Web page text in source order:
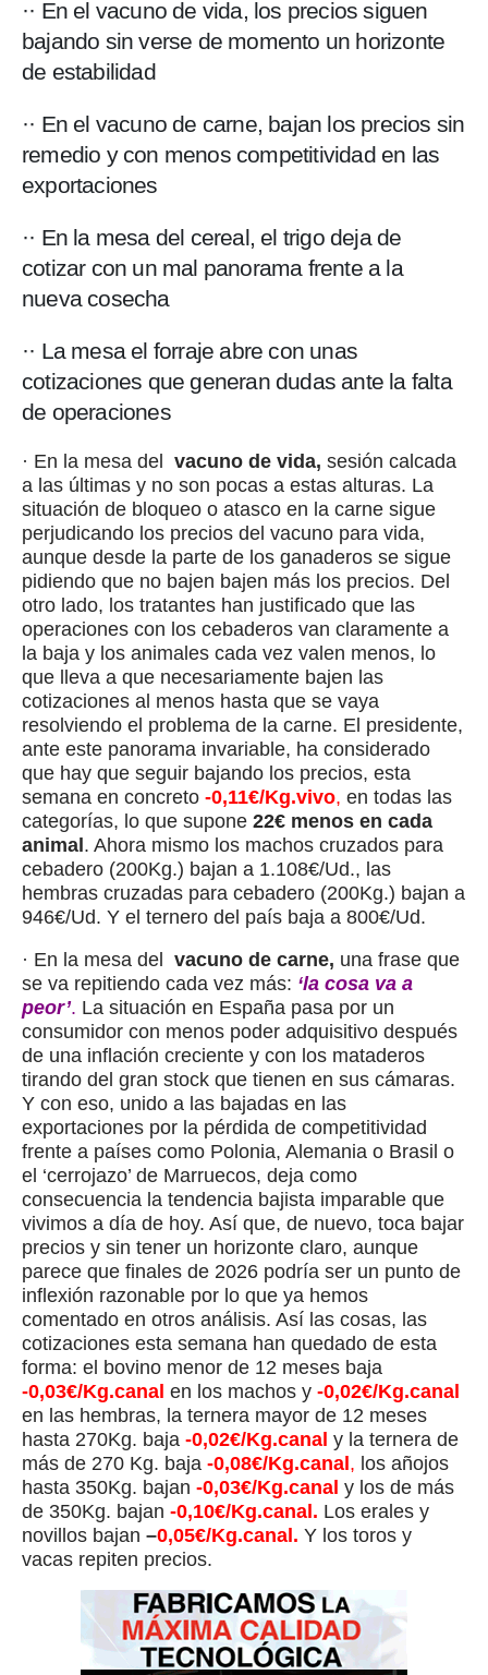
·· En el vacuno de vida, los precios siguen
bajando sin verse de momento un horizonte
de estabilidad
·· En el vacuno de carne, bajan los precios sin
remedio y con menos competitividad en las
exportaciones
·· En la mesa del cereal, el trigo deja de
cotizar con un mal panorama frente a la
nueva cosecha
·· La mesa el forraje abre con unas
cotizaciones que generan dudas ante la falta
de operaciones
· En la mesa del vacuno de vida, sesión calcada
a las últimas y no son pocas a estas alturas. La
situación de bloqueo o atasco en la carne sigue
perjudicando los precios del vacuno para vida,
aunque desde la parte de los ganaderos se sigue
pidiendo que no bajen bajen más los precios. Del
otro lado, los tratantes han justificado que las
operaciones con los cebaderos van claramente a
la baja y los animales cada vez valen menos, lo
que lleva a que necesariamente bajen las
cotizaciones al menos hasta que se vaya
resolviendo el problema de la carne. El presidente,
ante este panorama invariable, ha considerado
que hay que seguir bajando los precios, esta
semana en concreto -0,11€/Kg.vivo, en todas las
categorías, lo que supone 22€ menos en cada
animal. Ahora mismo los machos cruzados para
cebadero (200Kg.) bajan a 1.108€/Ud., las
hembras cruzadas para cebadero (200Kg.) bajan a
946€/Ud. Y el ternero del país baja a 800€/Ud.
· En la mesa del vacuno de carne, una frase que
se va repitiendo cada vez más: ‘la cosa va a
peor’. La situación en España pasa por un
consumidor con menos poder adquisitivo después
de una inflación creciente y con los mataderos
tirando del gran stock que tienen en sus cámaras.
Y con eso, unido a las bajadas en las
exportaciones por la pérdida de competitividad
frente a países como Polonia, Alemania o Brasil o
el ‘cerrojazo’ de Marruecos, deja como
consecuencia la tendencia bajista imparable que
vivimos a día de hoy. Así que, de nuevo, toca bajar
precios y sin tener un horizonte claro, aunque
parece que finales de 2026 podría ser un punto de
inflexión razonable por lo que ya hemos
comentado en otros análisis. Así las cosas, las
cotizaciones esta semana han quedado de esta
forma: el bovino menor de 12 meses baja
-0,03€/Kg.canal en los machos y -0,02€/Kg.canal
en las hembras, la ternera mayor de 12 meses
hasta 270Kg. baja -0,02€/Kg.canal y la ternera de
más de 270 Kg. baja -0,08€/Kg.canal, los añojos
hasta 350Kg. bajan -0,03€/Kg.canal y los de más
de 350Kg. bajan -0,10€/Kg.canal. Los erales y
novillos bajan –0,05€/Kg.canal. Y los toros y
vacas repiten precios.